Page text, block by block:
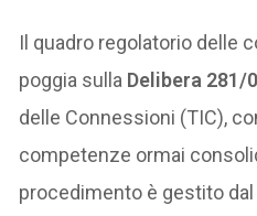
Il quadro regolatorio delle
poggia sulla Delibera 281/
delle Connessioni (TIC),
competenze ormai
procedimento è gestito